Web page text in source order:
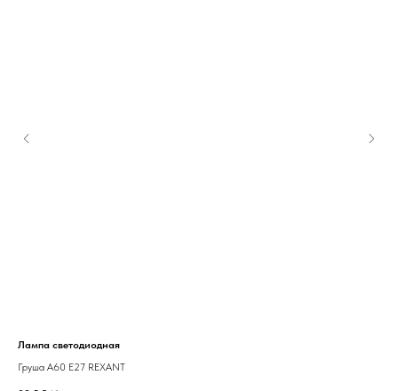
Лампа светодиодная
Груша A60 E27 REXANT